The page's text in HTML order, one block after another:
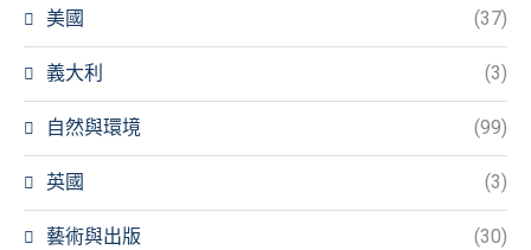
美國 (37)
義大利 (3)
自然與環境 (99)
英國 (3)
藝術與出版 (30)